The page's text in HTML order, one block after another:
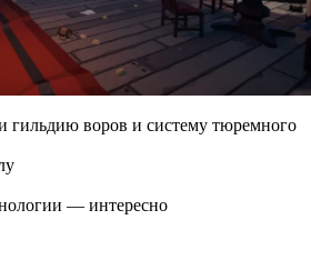
гильдию воров и систему тюремного
— интересно